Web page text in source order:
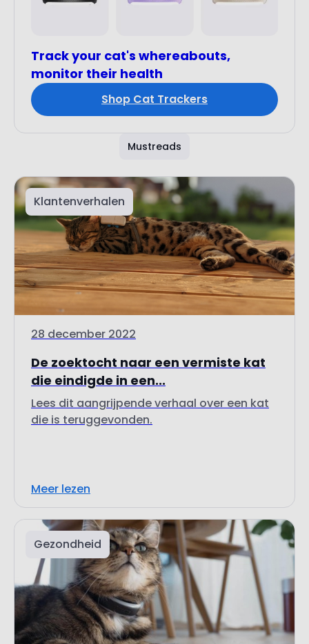
Track your cat's whereabouts,
monitor their health
Shop Cat Trackers
Mustreads
Klantenverhalen
28 december 2022
De zoektocht naar een vermiste kat
die eindigde in een...
Lees dit aangrijpende verhaal over een kat
die is teruggevonden.
Meer lezen
Gezondheid